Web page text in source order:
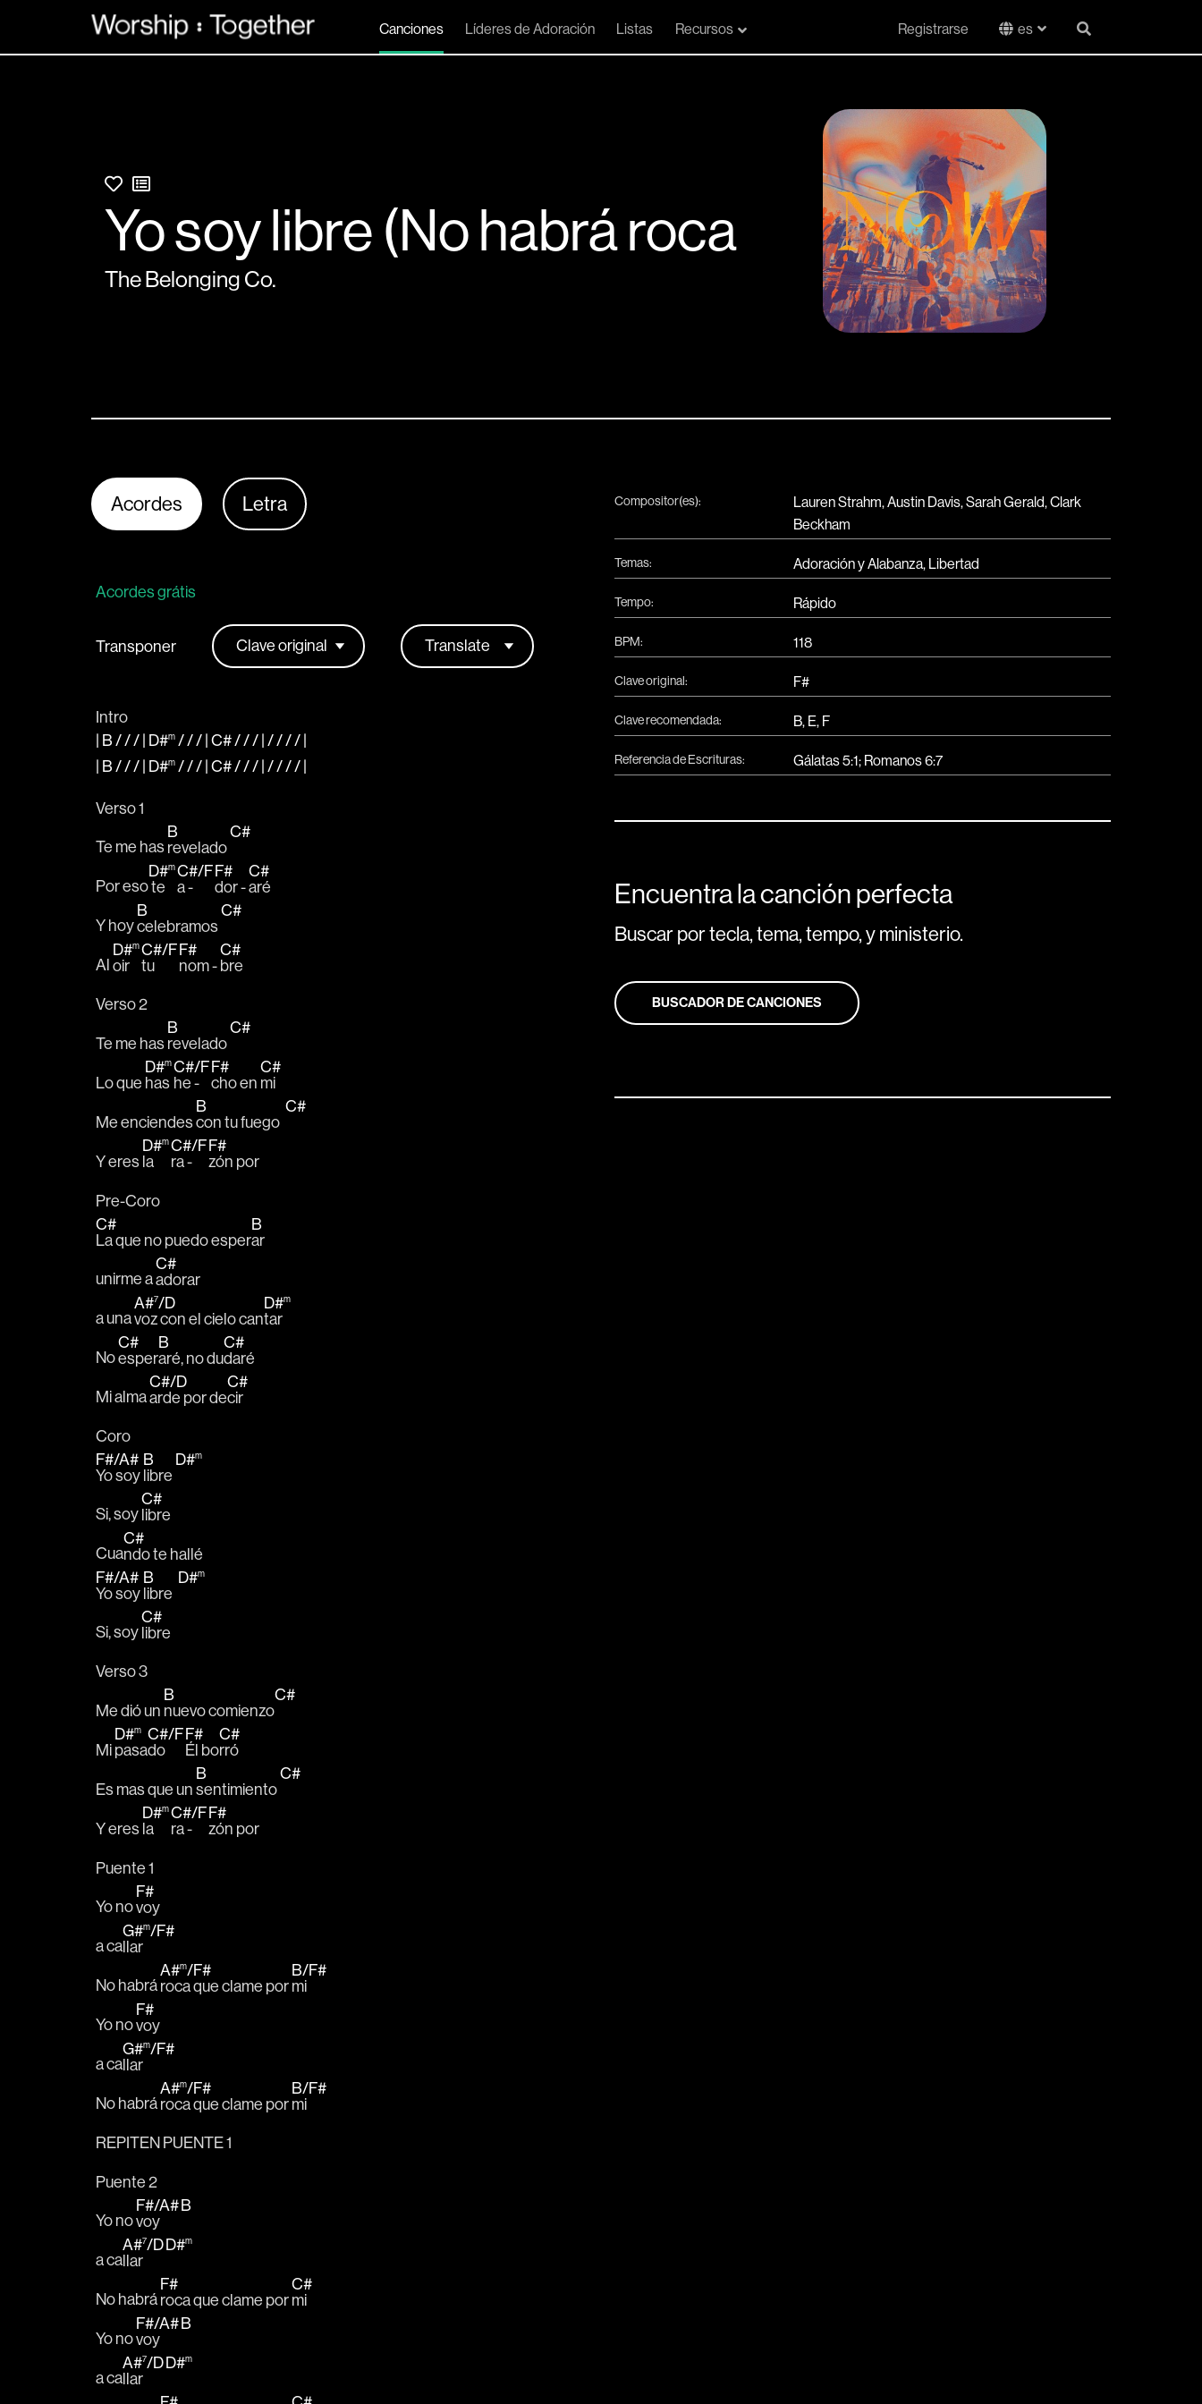
Canciones Líderes de Adoración Listas Recursos Registrarse es
Yo soy libre (No habrá roca
The Belonging Co.
Acordes Letra
Acordes grátis
Transponer
Intro
B / / / | D#m / / / | C#/ / / | / / / /
B / / / | D#m / / / | C#/ / / | / / / /
Verso 1
Te me has
B
revelado
C#
Por eso
D#m
te
C#/F
a -
F#
dor -
C#
aré
Y hoy
B
celebramos
C#
Al
D#m
oir
C#/F
tu
F#
nom -
C#
bre
Verso 2
Te me has
B
revelado
C#
Lo que
D#m
has
C#/F
he -
F#
cho en
C#
mi
Me enciendes
B
con tu fuego
C#
Y eres
D#m
la
C#/F
ra -
F#
zón por
Pre-Coro
C#
La que no puedo esper
B
ar
unirme a
C#
adorar
a una
A#7/D
voz con el cielo can
D#m
tar
No
C#
esper
B
aré, no du
C#
daré
Mi alma
C#/D
arde por de
C#
cir
Coro
F#/A#
Yo soy
B
libre
D#m
Si, soy
C#
libre
Cua
C#
ndo te hallé
F#/A#
Yo soy
B
libre
D#m
Si, soy
C#
libre
Verso 3
Me dió un
B
nuevo comienzo
C#
Mi
D#m
pasa
C#/F
do
F#
Él bo
C#
rró
Es mas que un
B
sentimiento
C#
Y eres
D#m
la
C#/F
ra -
F#
zón por
Puente 1
Yo no
F#
voy
a ca
G#m/F#
llar
No habrá
A#m/F#
roca que clame por
B/F#
mi
Yo no
F#
voy
a ca
G#m/F#
llar
No habrá
A#m/F#
roca que clame por
B/F#
mi
REPITEN PUENTE 1
Puente 2
Yo no
F#/A#
voy
B
a ca
A#7/D
llar
D#m
No habrá
F#
roca que clame por
C#
mi
Yo no
F#/A#
voy
B
a ca
A#7/D
llar
D#m
Compositor(es):
Lauren Strahm, Austin Davis, Sarah Gerald, Clark
Beckham
Temas: Adoración y Alabanza, Libertad
Tempo: Rápido
BPM: 118
Clave original: F#
Clave recomendada: B, E, F
Referencia de Escrituras: Gálatas 5:1; Romanos 6:7
Encuentra la canción perfecta
Buscar por tecla, tema, tempo, y ministerio.
BUSCADOR DE CANCIONES